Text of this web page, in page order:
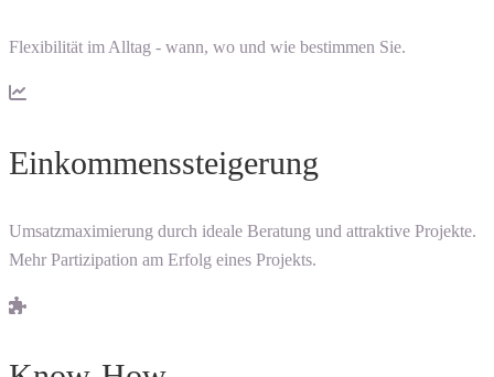
Flexibilität im Alltag - wann, wo und wie bestimmen Sie.
Einkommenssteigerung
Umsatzmaximierung durch ideale Beratung und attraktive Projekte.
Mehr Partizipation am Erfolg eines Projekts.